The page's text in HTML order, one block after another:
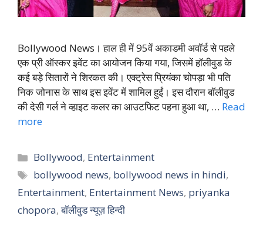
Bollywood News। हाल ही में 95वें अकाडमी अवॉर्ड से पहले
एक प्री ऑस्कर इवेंट का आयोजन किया गया, जिसमें हॉलीवुड के
कई बड़े सितारों ने शिरकत की। एक्ट्रेस प्रियंका चोपड़ा भी पति
निक जोनास के साथ इस इवेंट में शामिल हुईं। इस दौरान बॉलीवुड
की देसी गर्ल ने व्हाइट कलर का आउटफिट पहना हुआ था, … Read
more
Categories
Bollywood, Entertainment
Tags
bollywood news, bollywood news in hindi,
Entertainment, Entertainment News, priyanka
chopora,बॉलीवुड न्यूज़ हिन्दी